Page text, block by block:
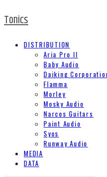
Tonics
DISTRIBUTION
Aria Pro II
Baby Audio
Daiking
Flamma
Morley
Mosky Audio
Narcos Guitars
Paint Audio
Syos
Runway Audio
MEDIA
DATA